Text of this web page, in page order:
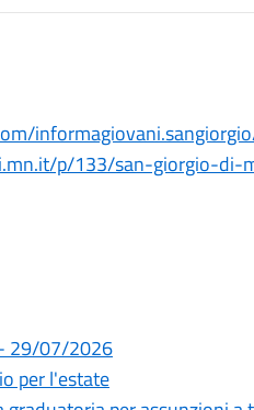
p/133/san-giorgio-di-
29/07/2026
per l'estate